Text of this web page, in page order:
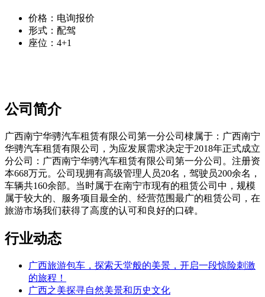
价格： 电询报价
形式： 配驾
座位： 4+1
公司简介
广西南宁华骋汽车租赁有限公司第一分公司棣属于：广西南宁
华骋汽车租赁有限公司，为应发展需求决定于2018年正式成立
分公司：广西南宁华骋汽车租赁有限公司第一分公司。注册资
本668万元。公司现拥有高级管理人员20名，驾驶员200余名，
车辆共160余部。当时属于在南宁市现有的租赁公司中，规模
属于较大的、服务项目最全的、经营范围最广的租赁公司，在
旅游市场我们获得了高度的认可和良好的口碑。
行业动态
广西旅游包车，探索天堂般的美景，开启一段惊险刺激
的旅程！
广西之美探寻自然美景和历史文化